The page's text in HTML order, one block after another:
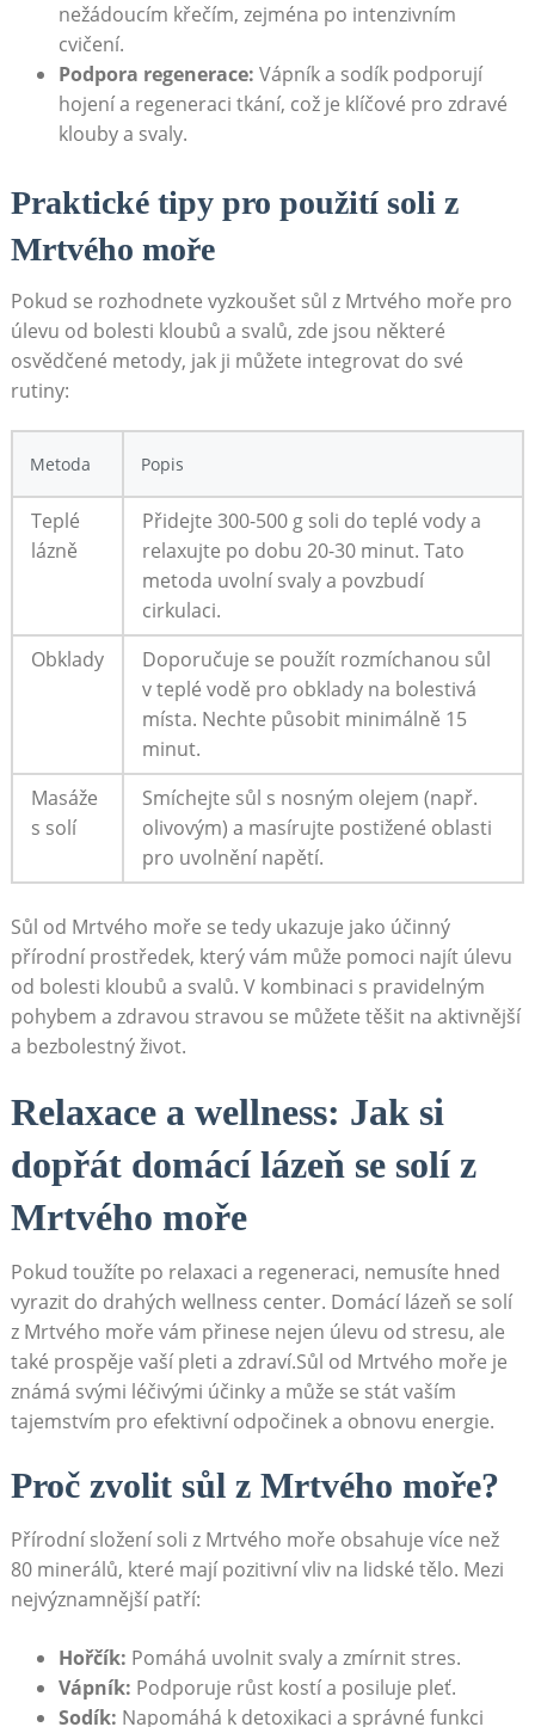
‌nežádoucím křečím, zejména po intenzivním
‌cvičení.
Podpora regenerace: Vápník a sodík podporují
hojení a regeneraci tkání, což je klíčové pro ⁣zdravé
klouby a svaly.
Praktické tipy pro použití soli‌ z
Mrtvého ⁣moře
Pokud se rozhodnete⁢ vyzkoušet ​sůl z Mrtvého moře pro
⁣úlevu od bolesti kloubů ‍a svalů,​ zde ​jsou některé
osvědčené metody, jak ji můžete integrovat ⁤do své ​
rutiny:
Metoda Popis
Teplé
lázně
Přidejte 300-500 g⁢ soli do teplé‌ vody ‌a​
relaxujte po dobu 20-30 minut. ⁣Tato
⁤metoda uvolní svaly ​a povzbudí
⁣cirkulaci.
Obklady
Doporučuje ⁤se použít rozmíchanou ⁤sůl
v teplé vodě ⁢pro⁣ obklady na bolestivá
místa. Nechte působit minimálně⁢ 15
minut.
Masáže
s solí
Smíchejte sůl s nosným olejem⁤ (např.​
olivovým) a masírujte⁢ postižené⁢ oblasti
pro uvolnění napětí.
Sůl od Mrtvého moře se tedy ukazuje jako⁣ účinný ​
přírodní prostředek, který⁢ vám může⁢ pomoci najít‍ úlevu
od bolesti kloubů a svalů.‌ V kombinaci s pravidelným
pohybem a ⁤zdravou stravou ⁢se můžete těšit na aktivnější
a ‌bezbolestný život.
Relaxace⁣ a⁤ wellness: ​Jak si
dopřát ⁢domácí‍ lázeň se ⁤solí‍ z
Mrtvého moře
Pokud ‍toužíte po relaxaci a regeneraci, nemusíte hned
⁣vyrazit do drahých wellness ⁢center. Domácí lázeň ⁣se solí
z Mrtvého moře ⁣vám přinese ⁢nejen úlevu od stresu, ale
také prospěje ‌vaší pleti a zdraví.Sůl od​ Mrtvého moře⁤ je
známá svými ⁣léčivými ⁣účinky a může se stát vaším‍
tajemstvím pro efektivní odpočinek a obnovu energie.
Proč zvolit sůl⁣ z Mrtvého ‌moře?
Přírodní složení soli‌ z Mrtvého moře obsahuje více​ než‌
80 minerálů, které ‍mají ⁢pozitivní⁤ vliv na ‍lidské⁣ tělo.⁣ Mezi
nejvýznamnější patří:
Hořčík: Pomáhá uvolnit svaly a ‍zmírnit⁢ stres.
Vápník: Podporuje růst kostí a posiluje⁣ pleť.
Sodík: Napomáhá k detoxikaci a správné funkci